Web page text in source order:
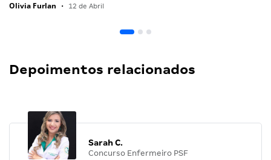
Olivia Furlan • 12 de Abril
Depoimentos relacionados
Sarah C.
Concurso Enfermeiro PSF